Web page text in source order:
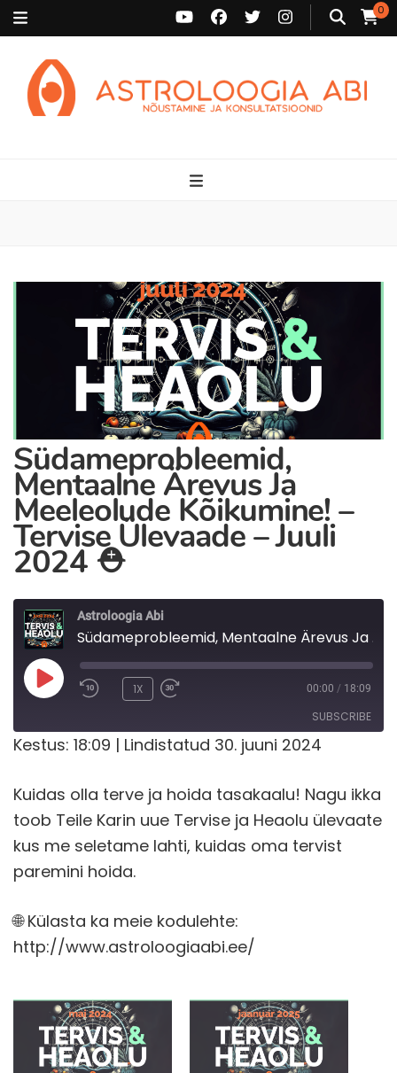
0
Südameprobleemid,
Mentaalne Ärevus Ja
Meeleolude Kõikumine! –
Tervise Ülevaade – Juuli
2024 ⛑️
Astroloogia Abi
Südameprobleemid, Mentaalne Ärevus Ja Meeleolude Kõikumine! - Tervise Ülevaade - Juuli 2024 ⛑️
PLAY
1X 00:00 / 18:09
SUBSCRIBE
Kestus: 18:09 | Lindistatud 30. juuni 2024
Kuidas olla terve ja hoida tasakaalu! Nagu ikka
toob Teile Karin uue Tervise ja Heaolu ülevaate
kus me seletame lahti, kuidas oma tervist
paremini hoida.
🌐 Külasta ka meie kodulehte:
http://www.astroloogiaabi.ee/